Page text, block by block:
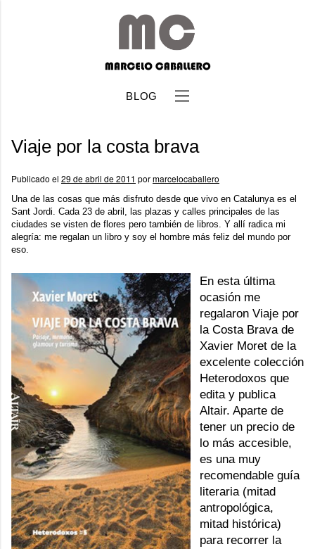
BLOG
Viaje por la costa brava
Publicado el 29 de abril de 2011 pormarcelocaballero
Una de las cosas que más disfruto desde que vivo en Catalunya es el
Sant Jordi. Cada 23 de abril, las plazas y calles principales de las
ciudades se visten de flores pero también de libros. Y allí radica mi
alegría: me regalan un libro y soy el hombre más feliz del mundo por
eso.
En esta última
ocasión me
regalaron Viaje por
la Costa Bravade
Xavier Moret de la
excelente colección
Heterodoxos que
edita y publica
Altair. Aparte de
tener un precio de
lo más accesible,
es una muy
recomendable guía
literaria (mitad
antropológica,
mitad histórica)
para recorrer la